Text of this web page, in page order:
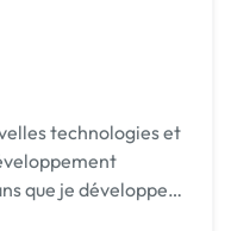
technologies et
que je développe